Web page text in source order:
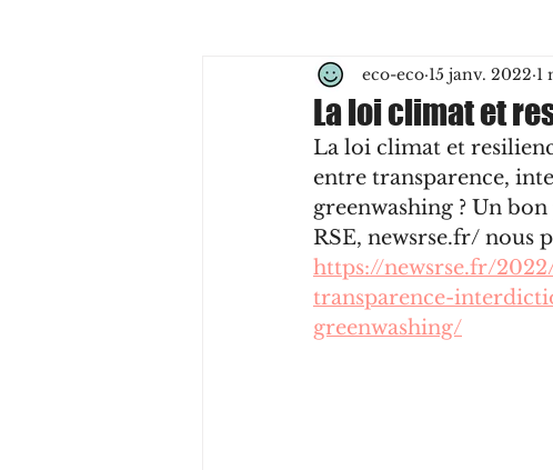
Quesako-éco ? Actus Webinaires
La loi climat et
eco-eco 15 janv. 2022 1
La loi climat et
entre transparence,
greenwashing ? Un
RSE, newsrse.fr/ nous
https://newsrse.fr/
transparence-
greenwashing/